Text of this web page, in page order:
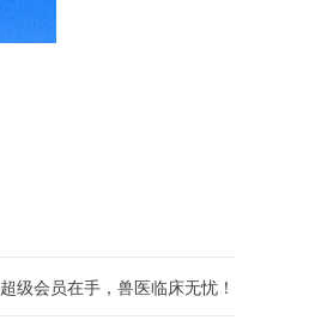
超级会员在手，兽医临床无忧！